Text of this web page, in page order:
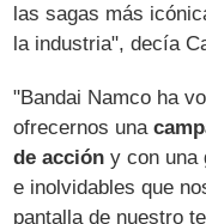
las sagas más
la industria", decía
"Bandai Namco ha
ofrecernos una
de acción y con una
e inolvidables que
pantalla de nuestro